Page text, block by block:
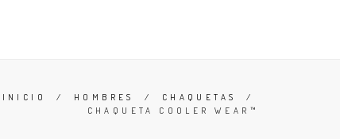
INICIO / HOMBRES / CHAQUETAS
/
CHAQUETA COOLER WEAR™